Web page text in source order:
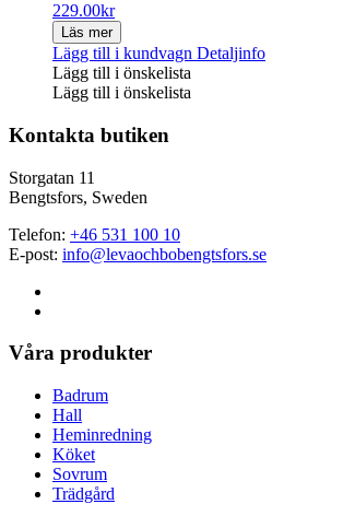
229.00kr
Läs mer
Lägg till i kundvagn Detaljinfo
Lägg till i önskelista
Lägg till i önskelista
Kontakta butiken
Storgatan 11
Bengtsfors, Sweden
Telefon: +46 531 100 10
E-post: info@levaochbobengtsfors.se
Våra produkter
Badrum
Hall
Heminredning
Köket
Sovrum
Trädgård